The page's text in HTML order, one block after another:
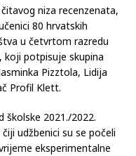
niza recenzenata,
80 hrvatskih
u četvrtom razredu
koji potpisuje skupina
Pizztola, Lidija
Profil Klett.
školske 2021./2022.
udžbenici su se počeli
eksperimentalne